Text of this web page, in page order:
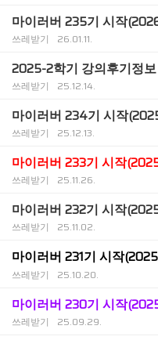
마이러버 235기 시작
쓰레받기 26.01.11.
2025-2학기 강의후기정보
쓰레받기 25.12.14.
마이러버 234기 시작
쓰레받기 25.12.13.
마이러버 233기 시작
쓰레받기 25.11.26.
마이러버 232기 시작
쓰레받기 25.11.02.
마이러버 231기 시작
쓰레받기 25.10.20.
마이러버 230기 시작
쓰레받기 25.09.29.